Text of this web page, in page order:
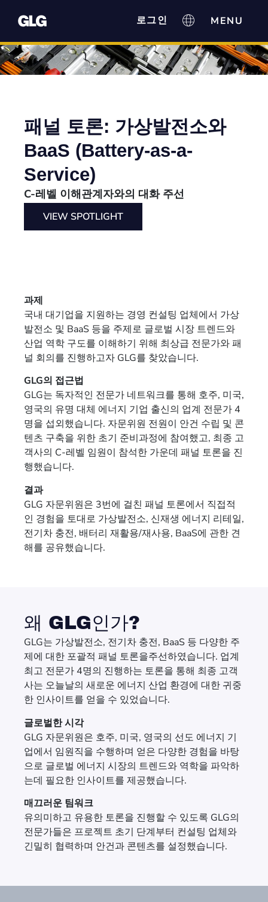
로그인
패널 토론: 가상발전소와
BaaS (Battery-as-a-
Service)
C-레벨 이해관계자와의 대화 주선
VIEW SPOTLIGHT
과제
국내 대기업을 지원하는 경영 컨설팅 업체에서 가상
발전소 및 BaaS 등을 주제로 글로벌 시장 트렌드와
산업 역학 구도를 이해하기 위해 최상급 전문가와 패
널 회의를 진행하고자 GLG를 찾았습니다.
GLG의 접근법
GLG는 독자적인 전문가 네트워크를 통해 호주, 미국,
영국의 유명 대체 에너지 기업 출신의 업계 전문가 4
명을 섭외했습니다. 자문위원 전원이 안건 수립 및 콘
텐츠 구축을 위한 초기 준비과정에 참여했고, 최종 고
객사의 C-레벨 임원이 참석한 가운데 패널 토론을 진
행했습니다.
결과
GLG 자문위원은 3번에 걸친 패널 토론에서 직접적
인 경험을 토대로 가상발전소, 신재생 에너지 리테일,
전기차 충전, 배터리 재활용/재사용, BaaS에 관한 견
해를 공유했습니다.
왜 GLG인가?
GLG는 가상발전소, 전기차 충전, BaaS 등 다양한 주
제에 대한 포괄적 패널 토론을주선하였습니다. 업계
최고 전문가 4명의 진행하는 토론을 통해 최종 고객
사는 오늘날의 새로운 에너지 산업 환경에 대한 귀중
한 인사이트를 얻을 수 있었습니다.
글로벌한 시각
GLG 자문위원은 호주, 미국, 영국의 선도 에너지 기
업에서 임원직을 수행하며 얻은 다양한 경험을 바탕
으로 글로벌 에너지 시장의 트렌드와 역학을 파악하
는데 필요한 인사이트를 제공했습니다.
매끄러운 팀워크
유의미하고 유용한 토론을 진행할 수 있도록 GLG의
전문가들은 프로젝트 초기 단계부터 컨설팅 업체와
긴밀히 협력하며 안건과 콘텐츠를 설정했습니다.